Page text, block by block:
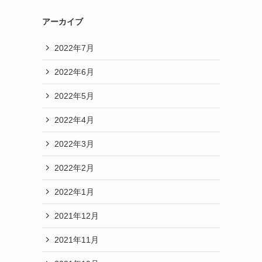
アーカイブ
2022年7月
2022年6月
2022年5月
2022年4月
2022年3月
2022年2月
2022年1月
2021年12月
2021年11月